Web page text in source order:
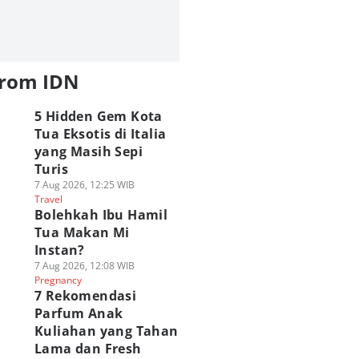
IDN
5 Hidden Gem Kota
Tua Eksotis di Italia
yang Masih Sepi
Turis
7 Aug 2026, 12:25 WIB
Travel
Bolehkah Ibu Hamil
Tua Makan Mi
Instan?
7 Aug 2026, 12:08 WIB
Pregnancy
7 Rekomendasi
Parfum Anak
Kuliahan yang Tahan
Lama dan Fresh